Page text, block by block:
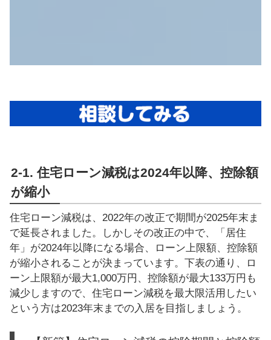
2-1. 住宅ローン減税は2024年以降、控除額
が縮小
住宅ローン減税は、2022年の改正で期間が2025年末ま
で延長されました。しかしその改正の中で、「居住
年」が2024年以降になる場合、ローン上限額、控除額
が縮小されることが決まっています。下表の通り、ロ
ーン上限額が最大1,000万円、控除額が最大133万円も
減少しますので、住宅ローン減税を最大限活用したい
という方は2023年末までの入居を目指しましょう。